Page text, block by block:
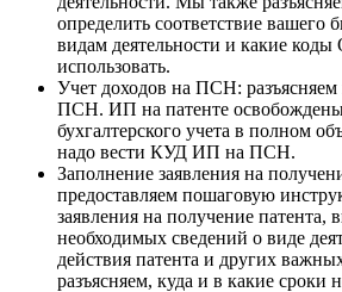
определить соответствие вашего
видам деятельности и какие
использовать.
Учет доходов на ПСН:
ПСН. ИП на патенте освобождены
бухгалтерского учета в полном
надо вести КУД ИП на ПСН.
Заполнение заявления на
предоставляем пошаговую
заявления на получение патента,
необходимых сведений о виде
действия патента и других
разъясняем, куда и в какие сроки